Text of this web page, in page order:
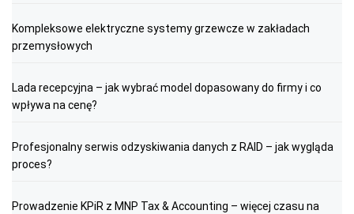
Kompleksowe elektryczne systemy grzewcze w zakładach
przemysłowych
Lada recepcyjna – jak wybrać model dopasowany do firmy i co
wpływa na cenę?
Profesjonalny serwis odzyskiwania danych z RAID – jak wygląda
proces?
Prowadzenie KPiR z MNP Tax & Accounting – więcej czasu na